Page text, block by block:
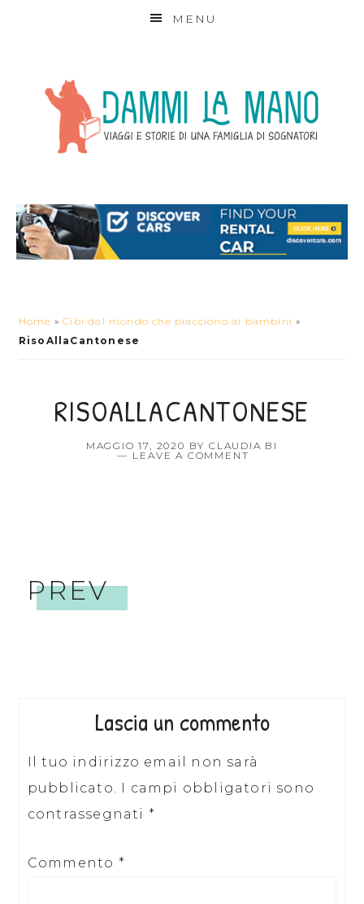
MENU
Home »Cibi dal mondo che piacciono ai bambini »
RisoAllaCantonese
RISOALLACANTONESE
MAGGIO 17, 2020 BYCLAUDIA BI
LEAVE A COMMENT
PREV
Lascia un commento
Il tuo indirizzo email non sarà
pubblicato. I campi obbligatori sono
contrassegnati *
Commento *